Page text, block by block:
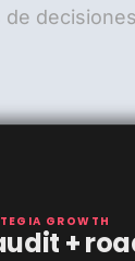
GROWTH
+